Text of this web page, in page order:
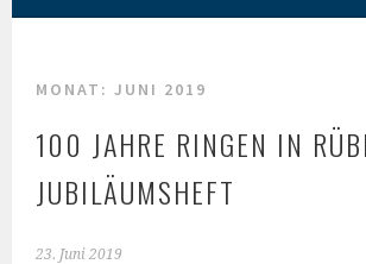
MONAT:JUNI 2019
100 JAHRE RINGEN IN
JUBILÄUMSHEFT
23. Juni 2019